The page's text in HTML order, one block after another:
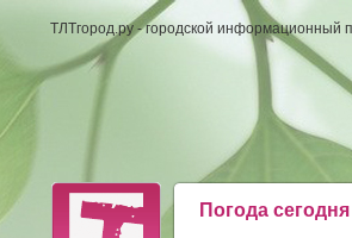
ТЛТгород.ру - городской информационный
Погода сегодня